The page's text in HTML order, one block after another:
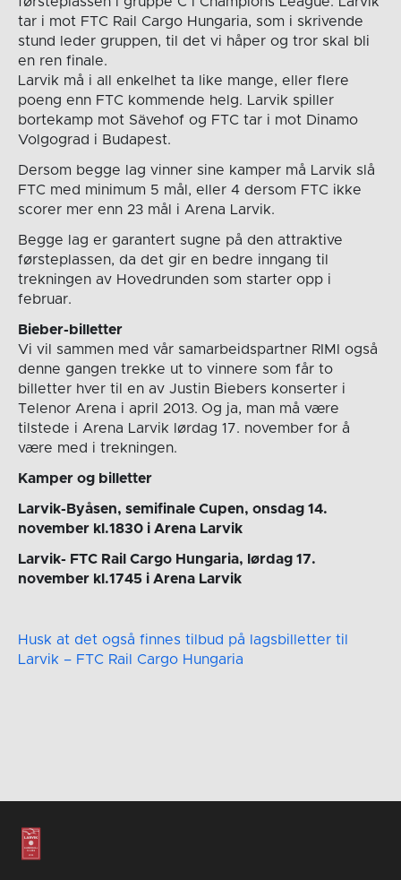
tar i mot FTC Rail Cargo Hungaria, som i skrivende
stund leder gruppen, til det vi håper og tror skal bli
en ren finale.
Larvik må i all enkelhet ta like mange, eller flere
poeng enn FTC kommende helg. Larvik spiller
bortekamp mot Sävehof og FTC tar i mot Dinamo
Volgograd i Budapest.
Dersom begge lag vinner sine kamper må Larvik slå
FTC med minimum 5 mål, eller 4 dersom FTC ikke
scorer mer enn 23 mål i Arena Larvik.
Begge lag er garantert sugne på den attraktive
førsteplassen, da det gir en bedre inngang til
trekningen av Hovedrunden som starter opp i
februar.
Bieber-billetter
Vi vil sammen med vår samarbeidspartner RIMI også
denne gangen trekke ut to vinnere som får to
billetter hver til en av Justin Biebers konserter i
Telenor Arena i april 2013. Og ja, man må være
tilstede i Arena Larvik lørdag 17. november for å
være med i trekningen.
Kamper og billetter
Larvik-Byåsen, semifinale Cupen, onsdag 14.
november kl.1830 i Arena Larvik
Larvik- FTC Rail Cargo Hungaria, lørdag 17.
november kl.1745 i Arena Larvik
Husk at det også finnes tilbud på lagsbilletter til
Larvik – FTC Rail Cargo Hungaria